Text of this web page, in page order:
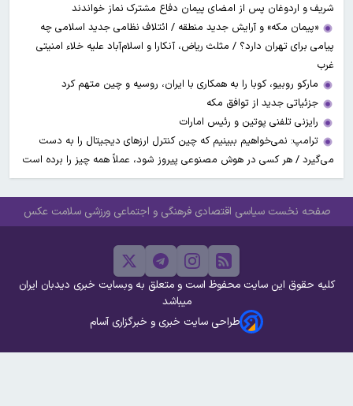
شریف و اردوغان پس از امضای پیمان دفاع مشترک نماز خواندند
«پیمان مکه» و آرایش جدید منطقه / ائتلاف نظامی جدید اسلامی چه
پیامی برای تهران دارد؟ / مثلث ریاض، آنکارا و اسلام‌آباد علیه خلاء امنیتی
غرب
مارکو روبیو، کوبا را به همکاری با ایران، روسیه و چین متهم کرد
جزئیاتی جدید از توافق مکه
رایزنی تلفنی پوتین و رئیس امارات
ترامپ: نمی‌خواهیم ببینیم که چین کنترل ارز‌های دیجیتال را به دست
می‌گیرد / هر کسی در هوش مصنوعی پیروز شود، عملاً همه چیز را برده است
صفحه نخست سیاسی اقتصادی فرهنگی و اجتماعی ورزشی سلامت عکس
کلیه حقوق این سایت محفوظ است و متعلق به وبسایت خبری دیدبان ایران
میباشد
طراحی سایت خبری و خبرگزاری آسام